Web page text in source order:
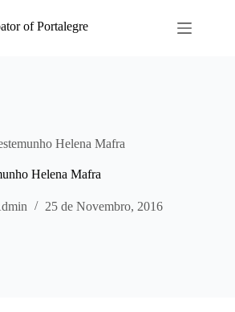
of Portalegre
Helena Mafra
Helena Mafra
25 de Novembro, 2016